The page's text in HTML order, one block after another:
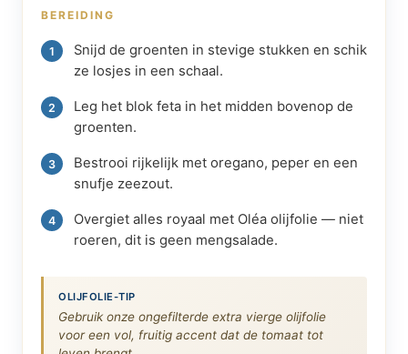
BEREIDING
Snijd de groenten in stevige stukken en schik
ze losjes in een schaal.
Leg het blok feta in het midden bovenop de
groenten.
Bestrooi rijkelijk met oregano, peper en een
snufje zeezout.
Overgiet alles royaal met Oléa olijfolie — niet
roeren, dit is geen mengsalade.
OLIJFOLIE-TIP
Gebruik onze ongefilterde extra vierge olijfolie
voor een vol, fruitig accent dat de tomaat tot